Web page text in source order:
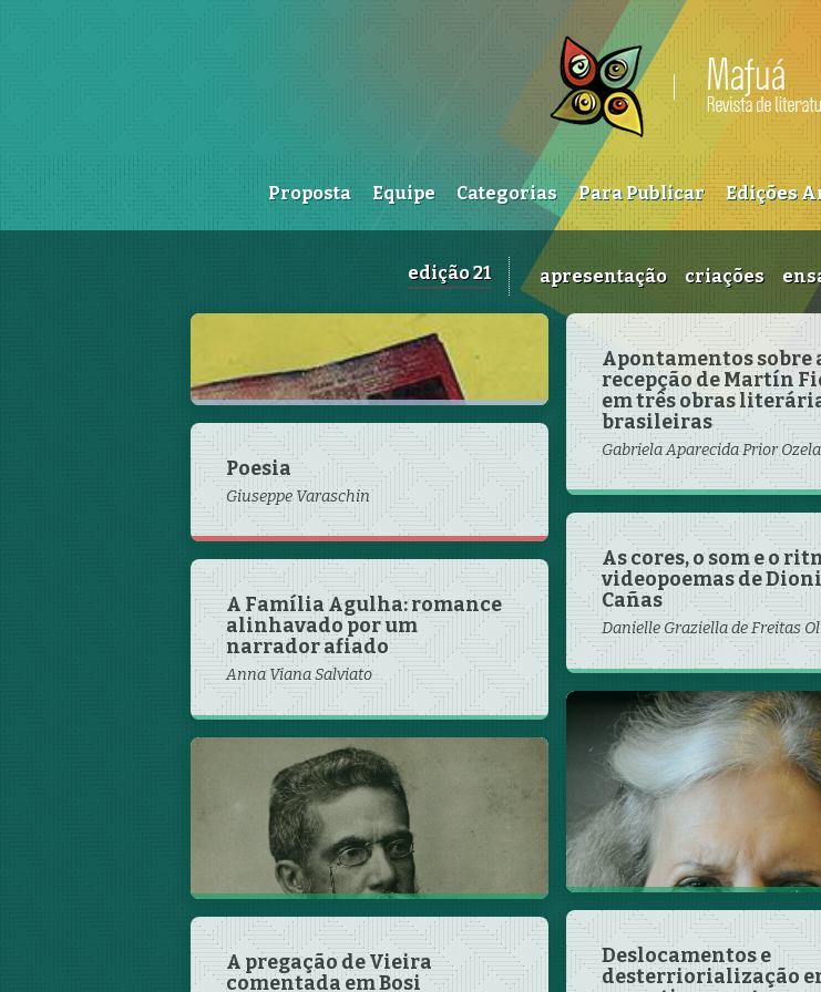
Proposta Equipe Categorias Para Publicar Edições
edição 21 apresentação criações
Apresentação
Poesia
Giuseppe Varaschin
A Família Agulha: romance
alinhavado por um
narrador afiado
Anna Viana Salviato
A Guerra do Paraguai em
Iaiá Garcia, de Machado de
Assis
Rafael Muniz Sens
A pregação de Vieira
comentada em Bosi
Apontamentos sobre
recepção de Martín
em três obras
brasileiras
Gabriela Aparecida Prior
As cores, o som e o
videopoemas de
Cañas
Danielle Graziella de Freitas
Aspectos da
fantástica em
dos Ratos, de Lygia
Fagundes Telles
Leonardo Teixeira de Freitas
Vilhagra
Deslocamentos e
desterriorialização